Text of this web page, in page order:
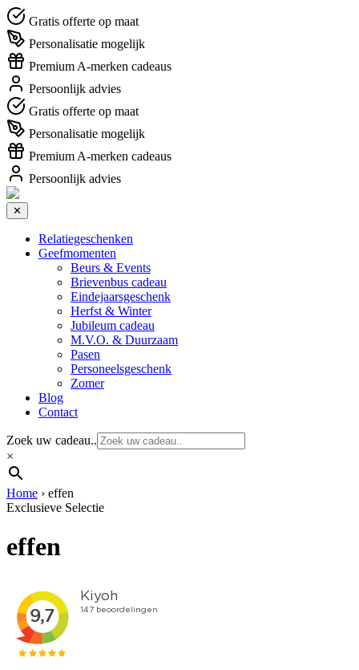
Gratis offerte op maat
Personalisatie mogelijk
Premium A-merken cadeaus
Persoonlijk advies
Gratis offerte op maat
Personalisatie mogelijk
Premium A-merken cadeaus
Persoonlijk advies
✕
Relatiegeschenken
Geefmomenten
Beurs & Events
Brievenbus cadeau
Eindejaarsgeschenk
Herfst & Winter
Jubileum cadeau
M.V.O. & Duurzaam
Pasen
Personeelsgeschenk
Zomer
Blog
Contact
Zoek uw cadeau..
×
Home › effen
Exclusieve Selectie
effen